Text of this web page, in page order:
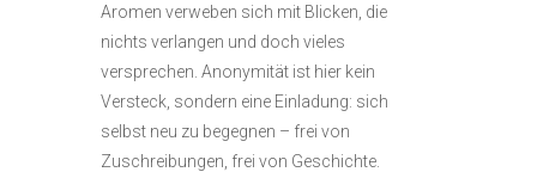
Aromen verweben sich mit Blicken, die
nichts verlangen und doch vieles
versprechen. Anonymität ist hier kein
Versteck, sondern eine Einladung: sich
selbst neu zu begegnen – frei von
Zuschreibungen, frei von Geschichte.